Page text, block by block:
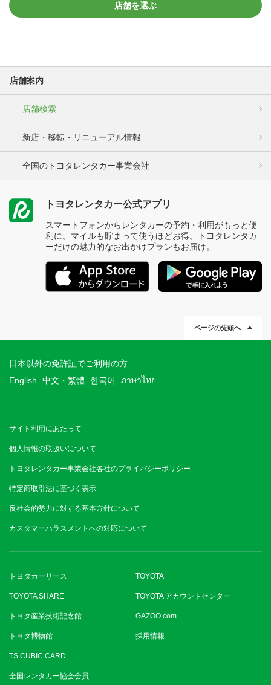
店舗を選ぶ
店舗案内
店舗検索
新店・移転・リニューアル情報
全国のトヨタレンタカー事業会社
トヨタレンタカー公式アプリ
スマートフォンからレンタカーの予約・利用がもっと便
利に。マイルも貯まって使うほどお得。トヨタレンタカ
ーだけの魅力的なお出かけプランもお届け。
ページの先頭へ
日本以外の免許証でご利用の方
English
中文・繁體 한국어 ภาษาไทย
サイト利用にあたって
個人情報の取扱いについて
トヨタレンタカー事業会社各社のプライバシーポリシー
特定商取引法に基づく表示
反社会的勢力に対する基本方針について
カスタマーハラスメントへの対応について
トヨタカーリース TOYOTA
TOYOTA SHARE TOYOTA アカウントセンター
トヨタ産業技術記念館 GAZOO.com
トヨタ博物館 採用情報
TS CUBIC CARD
全国レンタカー協会会員